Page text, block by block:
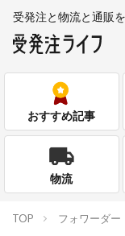
受発注と物流と通販を
おすすめ記事
物流
TOP フォワーダー